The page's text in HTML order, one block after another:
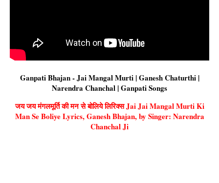
Ganpati Bhajan - Jai Mangal Murti | Ganesh Chaturthi |
Narendra Chanchal | Ganpati Songs
जय जय मंगलमूर्ति की मन से बोलिये लिरिक्स Jai Jai Mangal Murti Ki
Man Se Boliye Lyrics, Ganesh Bhajan, by Singer: Narendra
Chanchal Ji